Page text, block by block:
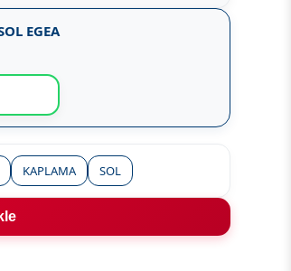
EGEA
KAPLAMA SOL